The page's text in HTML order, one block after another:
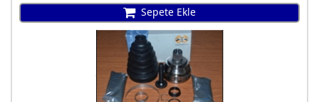
Sepete Ekle